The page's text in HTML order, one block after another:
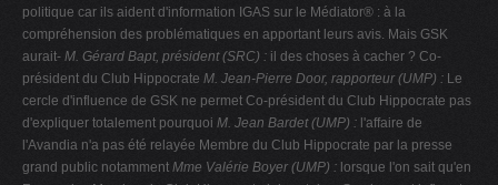
politique car ils aident d'information IGAS sur le Médiator® : à la
compréhension des problématiques en apportant leurs avis. Mais GSK
aurait- M. Gérard Bapt, président (SRC) : il des choses à cacher ? Co-
président du Club Hippocrate M. Jean-Pierre Door, rapporteur (UMP) : Le
cercle d'influence de GSK ne permet Co-président du Club Hippocrate pas
d'expliquer totalement pourquoi M. Jean Bardet (UMP) : l'affaire de
l'Avandia n'a pas été relayée Membre du Club Hippocrate par la presse
grand public notamment Mme Valérie Boyer (UMP) : lorsque l'on sait qu'en